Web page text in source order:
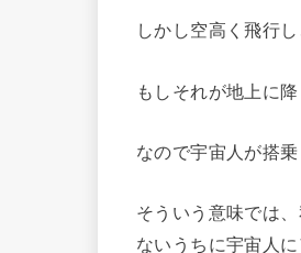
しかし空高く飛行
もしそれが地上に
なので宇宙人が搭
そういう意味では
ないうちに宇宙人